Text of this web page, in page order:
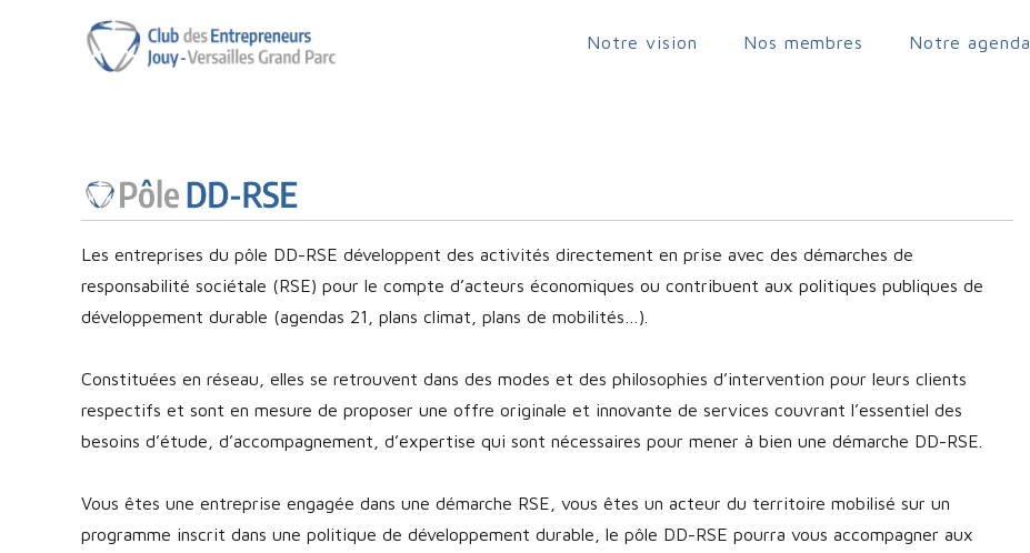
Notre vision Nos membres Notre agenda
Les entreprises du pôle DD-RSE développent des activités directement en prise avec des démarches de
responsabilité sociétale (RSE) pour le compte d’acteurs économiques ou contribuent aux politiques publiques de
développement durable (agendas 21, plans climat, plans de mobilités…).
Constituées en réseau, elles se retrouvent dans des modes et des philosophies d’intervention pour leurs clients
respectifs et sont en mesure de proposer une offre originale et innovante de services couvrant l’essentiel des
besoins d’étude, d’accompagnement, d’expertise qui sont nécessaires pour mener à bien une démarche DD-RSE.
Vous êtes une entreprise engagée dans une démarche RSE, vous êtes un acteur du territoire mobilisé sur un
programme inscrit dans une politique de développement durable, le pôle DD-RSE pourra vous accompagner aux